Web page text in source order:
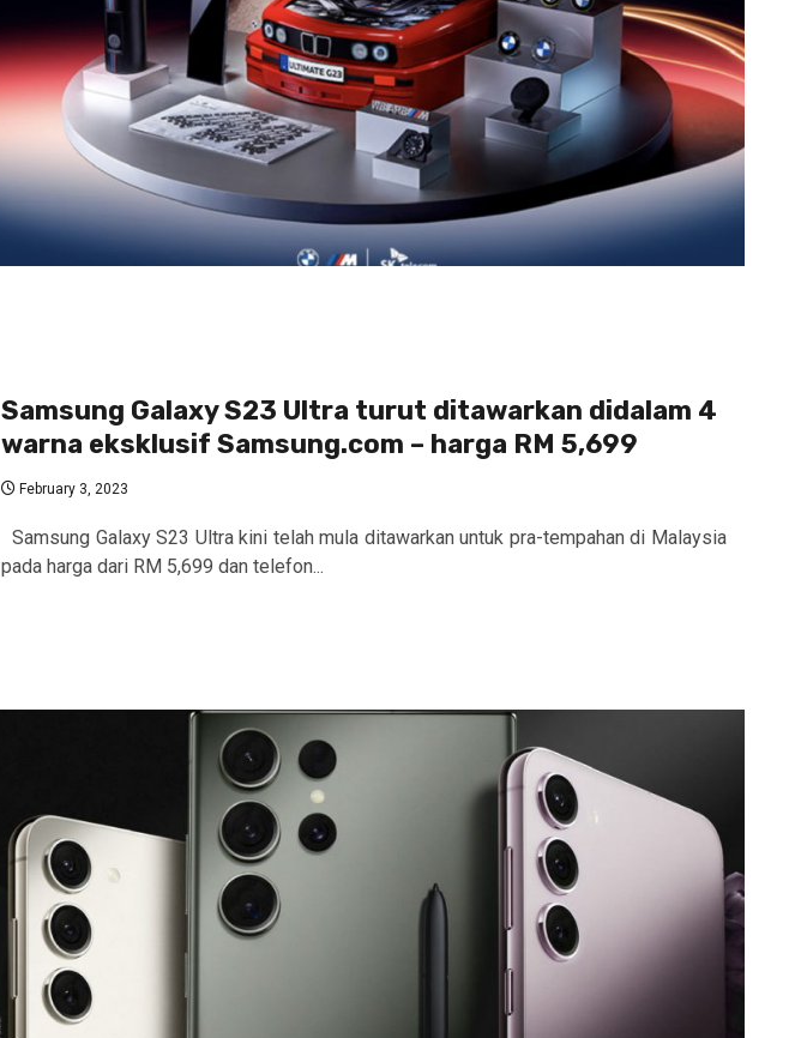
Samsung Galaxy S23 Ultra turut ditawarkan didalam 4
warna eksklusif Samsung.com – harga RM 5,699
February 3, 2023
Samsung Galaxy S23 Ultra kini telah mula ditawarkan untuk pra-tempahan di Malaysia
pada harga dari RM 5,699 dan telefon...